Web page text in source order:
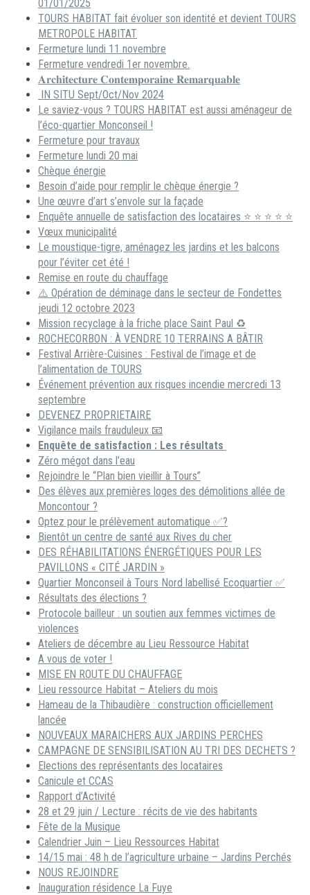
01/01/2025
TOURS HABITAT fait évoluer son identité et devient TOURS
METROPOLE HABITAT
Fermeture lundi 11 novembre
Fermeture vendredi 1er novembre.
𝐀𝐫𝐜𝐡𝐢𝐭𝐞𝐜𝐭𝐮𝐫𝐞 𝐂𝐨𝐧𝐭𝐞𝐦𝐩𝐨𝐫𝐚𝐢𝐧𝐞 𝐑𝐞𝐦𝐚𝐫𝐪𝐮𝐚𝐛𝐥𝐞
IN SITU Sept/Oct/Nov 2024
Le saviez-vous ? TOURS HABITAT est aussi aménageur de
l’éco-quartier Monconseil !
Fermeture pour travaux
Fermeture lundi 20 mai
Chèque énergie
Besoin d’aide pour remplir le chèque énergie ?
Une œuvre d’art s’envole sur la façade
Enquête annuelle de satisfaction des locataires ⭐ ⭐ ⭐ ⭐ ⭐
Vœux municipalité
Le moustique-tigre, aménagez les jardins et les balcons
pour l’éviter cet été !
Remise en route du chauffage
⚠️ Opération de déminage dans le secteur de Fondettes
jeudi 12 octobre 2023
Mission recyclage à la friche place Saint Paul ♻️
ROCHECORBON : À VENDRE 10 TERRAINS A BÂTIR
Festival Arrière-Cuisines : Festival de l’image et de
l’alimentation de TOURS
Événement prévention aux risques incendie mercredi 13
septembre
DEVENEZ PROPRIETAIRE
Vigilance mails frauduleux 📧
Enquête de satisfaction : Les résultats
Zéro mégot dans l’eau
Rejoindre le “Plan bien vieillir à Tours”
Des élèves aux premières loges des démolitions allée de
Moncontour ?
Optez pour le prélèvement automatique ✅?
Bientôt un centre de santé aux Rives du cher
DES RÉHABILITATIONS ÉNERGÉTIQUES POUR LES
PAVILLONS « CITÉ JARDIN »
Quartier Monconseil à Tours Nord labellisé Ecoquartier ✅
Résultats des élections ?
Protocole bailleur : un soutien aux femmes victimes de
violences
Ateliers de décembre au Lieu Ressource Habitat
A vous de voter !
MISE EN ROUTE DU CHAUFFAGE
Lieu ressource Habitat – Ateliers du mois
Hameau de la Thibaudière : construction officiellement
lancée
NOUVEAUX MARAICHERS AUX JARDINS PERCHES
CAMPAGNE DE SENSIBILISATION AU TRI DES DECHETS ?
Elections des représentants des locataires
Canicule et CCAS
Rapport d’Activité
28 et 29 juin / Lecture : récits de vie des habitants
Fête de la Musique
Calendrier Juin – Lieu Ressources Habitat
14/15 mai : 48 h de l’agriculture urbaine – Jardins Perchés
NOUS REJOINDRE
Inauguration résidence La Fuye